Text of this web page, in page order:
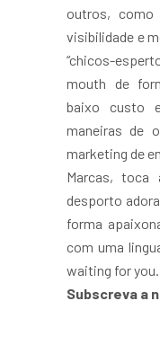
outros,
visibilidade e
“chicos-
mouth de
baixo custo
maneiras de
marketing de
Marcas, toca
desporto
forma
com uma
waiting for
Subscreva a